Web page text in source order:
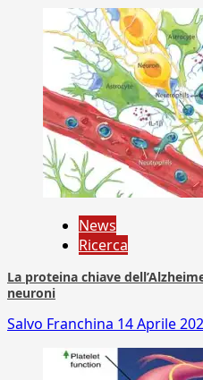
News
Ricerca
La proteina chiave
neuroni
Salvo Franchina 14 Aprile